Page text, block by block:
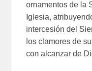
ornamentos de la
Iglesia,
intercesión del
los clamores de
con alcanzar de